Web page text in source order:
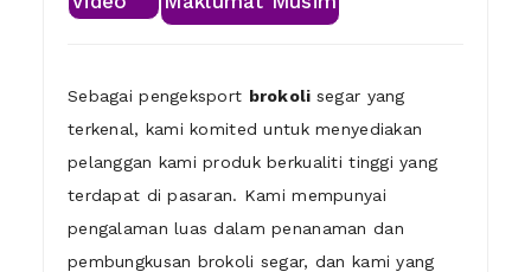
Sebagai pengeksport brokoli segar yang
terkenal, kami komited untuk menyediakan
pelanggan kami produk berkualiti tinggi yang
terdapat di pasaran. Kami mempunyai
pengalaman luas dalam penanaman dan
pembungkusan brokoli segar, dan kami yang